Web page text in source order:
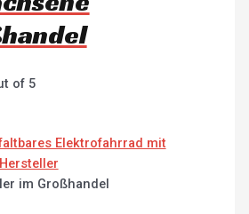
of 5
im Großhandel